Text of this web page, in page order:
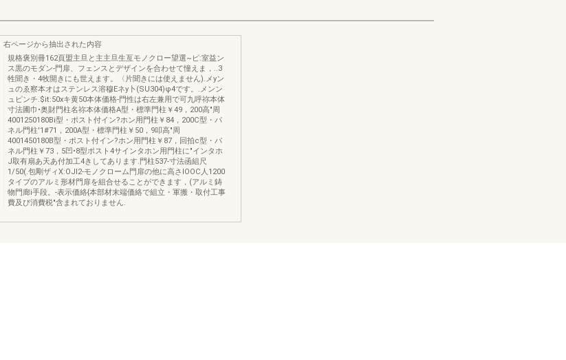
右ページから抽出された内容
規格褒別冊162頁盟主旦と主主旦生亙モノクロー望選~ピ:室益ン
ス黒のモダン-門扉、フェンスとデザインを合わせて憧えま，..3
牲聞き・4牧開きにも世えます。〈片聞きには使えません).メyン
ュのゑ察本オはステンレス溶穆Eネy卜(SU304)φ4です。.メンン
ュピンチ.$it:50xキ黄50本体価格-門性は右左兼用で可九呼祢本体
寸法圃巾•奥財門柱名祢本体価格A型・標準門柱￥49，200高"周
4001250180Bi型・ポスト付イン?ホン用門柱￥84，200C型・パ
ネル門柱'1#71，200A型・標準門柱￥50，9叩高"周
4001450180B型・ポスト付イン?ホン用門柱￥87，回拍c型・パ
ネル門柱￥73，5凹•8型ポスト4サインタホン用門柱に"インタホ
J取有扇あ天あ付加工4きしてあります.門柱537-寸法函組尺
1/50(.包剛ザィX:OJI2-モノクローム門扉の他に高さIOOC人1200
タイプのアルミ形材門扉を組合せることができます，(アルミ鋳
物門廊i手段。-表示価絡{本部材末端価絡で組立・軍搬・取付工事
費及び消費税"含まれておりません.